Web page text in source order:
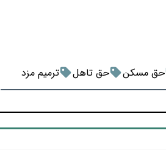
حق مسکن حق تاهل ترمیم مزد